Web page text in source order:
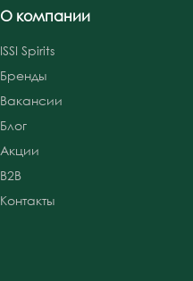
О компании
ISSI Spirits
Бренды
Вакансии
Блог
Акции
B2B
Контакты